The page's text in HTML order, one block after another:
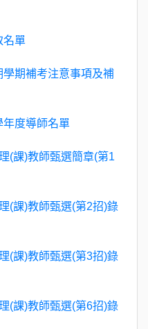
名單
期補考注意事項及補
年度導師名單
(課)教師甄選簡章(第1
(課)教師甄選(第2招)錄
(課)教師甄選(第3招)錄
(課)教師甄選(第6招)錄